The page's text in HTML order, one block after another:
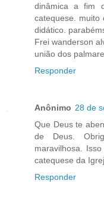
dinâmica a fim
catequese. muito
didático.
Frei wanderson
união dos
Responder
Anônimo 28 de
Que Deus te
de Deus.
maravilhosa.
catequese da
Responder